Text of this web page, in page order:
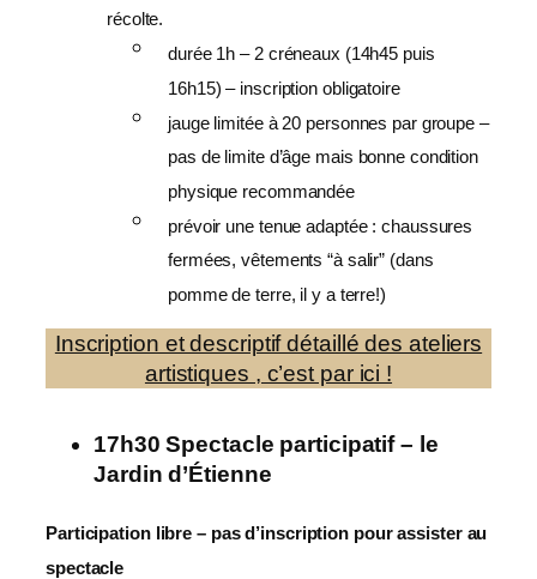
récolte.
durée 1h – 2 créneaux (14h45 puis
16h15) – inscription obligatoire
jauge limitée à 20 personnes par groupe –
pas de limite d’âge mais bonne condition
physique recommandée
prévoir une tenue adaptée : chaussures
fermées, vêtements “à salir” (dans
pomme de terre, il y a terre!)
Inscription et descriptif détaillé des ateliers
artistiques , c’est par ici !
17h30 Spectacle participatif – le
Jardin d’Étienne
Participation libre – pas d’inscription pour assister au
spectacle